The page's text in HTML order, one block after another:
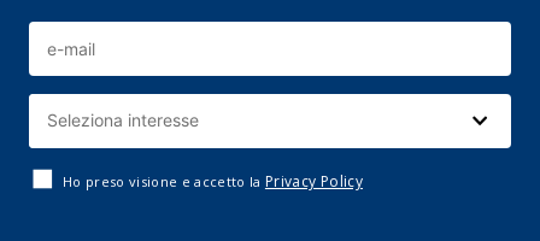
Ho preso visione e accetto la Privacy Policy